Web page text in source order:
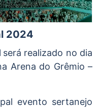
2024
será realizado no dia
Arena do Grêmio –
evento sertanejo